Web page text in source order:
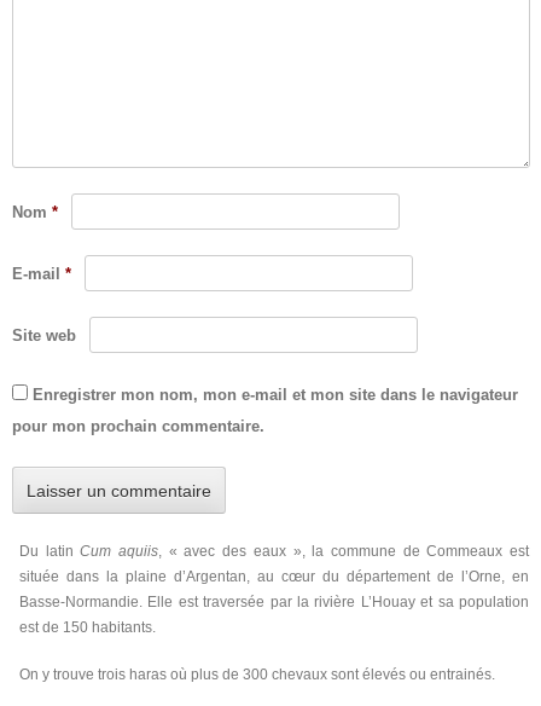
Nom *
E-mail *
Site web
Enregistrer mon nom, mon e-mail et mon site dans le navigateur
pour mon prochain commentaire.
Du latinCum aquiis, « avec des eaux », la commune de Commeaux est
située dans la plaine d’Argentan, au cœur du département de l’Orne, en
Basse-Normandie. Elle est traversée par la rivière L’Houay et sa population
est de 150 habitants.
On y trouve trois haras où plus de 300 chevaux sont élevés ou entrainés.